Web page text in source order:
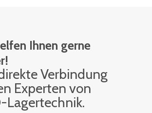
Ihnen gerne
Ver­bin­dung
Ex­per­ten von
La­ger­tech­nik.